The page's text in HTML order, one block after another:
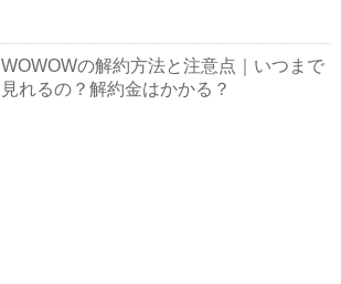
WOWOWの解約方法と注意点｜いつまで
見れるの？解約金はかかる？